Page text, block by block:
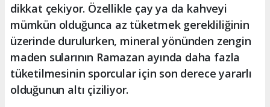
dikkat çekiyor. Özellikle çay ya da kahveyi
mümkün olduğunca az tüketmek gerekliliğinin
üzerinde durulurken, mineral yönünden zengin
maden sularının Ramazan ayında daha fazla
tüketilmesinin sporcular için son derece yararlı
olduğunun altı çiziliyor.